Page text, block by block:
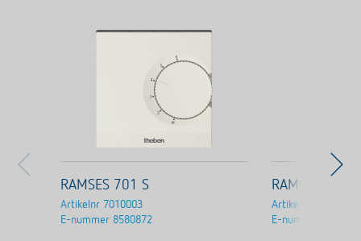
RAMSES 701 S
Artikelnr 7010003
E-nummer 8580872
RAMSES 706 S
Artikelnr
E-nummer